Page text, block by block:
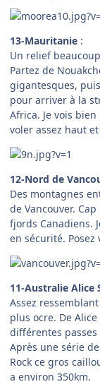
13-Mauritanie :
Un relief
Partez de
gigantesques,
pour arriver à la
Africa. Je vois
voler assez haut
12-Nord de
Des montagnes
de Vancouver.
fjords Canadiens.
en sécurité. Posez
11-Australie Alice
Assez
plus ocre. De
différentes
Après une série
Rock ce gros
a environ 350km.